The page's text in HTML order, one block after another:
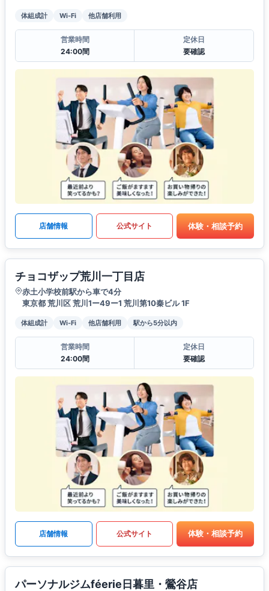
体組成計 Wi-Fi 他店舗利用
営業時間
24:00間
定休日
要確認
店舗情報 公式サイト 体験・相談予約
チョコザップ荒川一丁目店
赤土小学校前駅から車で4分
東京都 荒川区 荒川1ー49ー1 荒川第10秦ビル 1F
体組成計 Wi-Fi 他店舗利用 駅から5分以内
営業時間
24:00間
定休日
要確認
店舗情報 公式サイト 体験・相談予約
パーソナルジムféerie日暮里・鶯谷店